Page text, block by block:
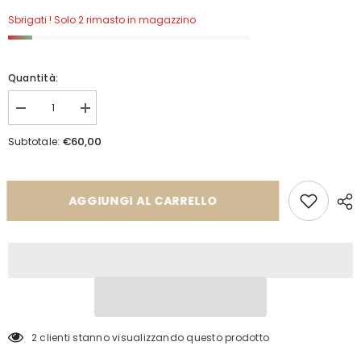
Sbrigati ! Solo 2 rimasto in magazzino
Quantità:
Diminuisci
quantità
per
Aumenta
quantità
per
Copertina
Subtotale: €60,00
AGGIUNGI AL CARRELLO
2 clienti stanno visualizzando questo prodotto